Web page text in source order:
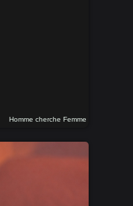
Homme cherche Femme